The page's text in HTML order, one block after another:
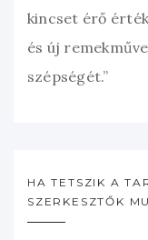
kincset érő
és új
szépségét.”
HA TETSZIK A
SZERKESZTŐK